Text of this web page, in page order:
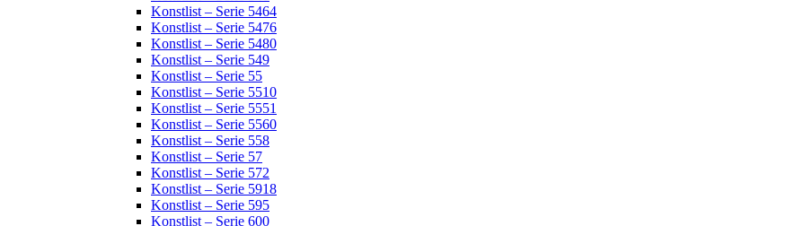
Konstlist – Serie 5464
Konstlist – Serie 5476
Konstlist – Serie 5480
Konstlist – Serie 549
Konstlist – Serie 55
Konstlist – Serie 5510
Konstlist – Serie 5551
Konstlist – Serie 5560
Konstlist – Serie 558
Konstlist – Serie 57
Konstlist – Serie 572
Konstlist – Serie 5918
Konstlist – Serie 595
Konstlist – Serie 600